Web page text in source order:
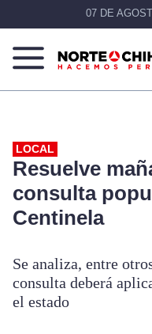
07 DE
Norte
Más
LOCAL
Resuelve
consulta
Centinela
Se analiza, entre
consulta deberá
el estado